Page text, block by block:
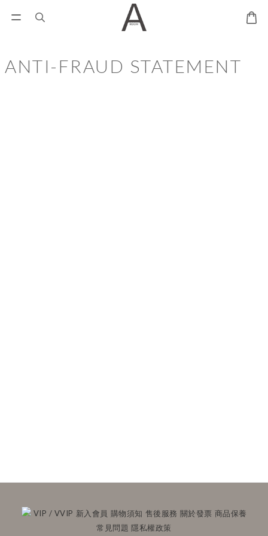
ANTI-FRAUD STATEMENT
VIP / VVIP 新入會員 購物須知 售後服務 關於發票 商品保養
常見問題 隱私權政策